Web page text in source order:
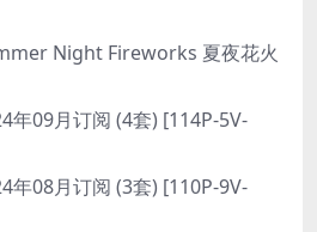
Night Fireworks 夏夜花火
年09月订阅 (4套) [114P-5V-
年08月订阅 (3套) [110P-9V-